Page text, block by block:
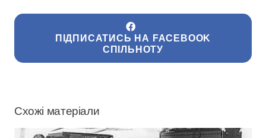
ПІДПИСАТИСЬ НА FACEBOOK
СПІЛЬНОТУ
Схожі матеріали